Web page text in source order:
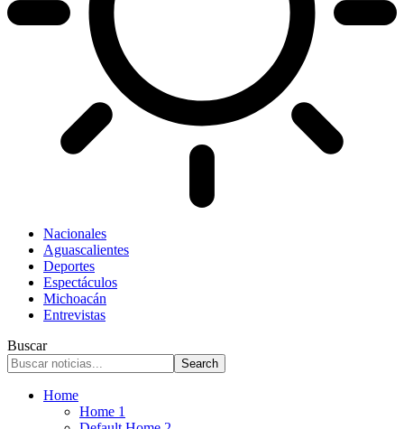
Nacionales
Aguascalientes
Deportes
Espectáculos
Michoacán
Entrevistas
Buscar
Home
Home 1